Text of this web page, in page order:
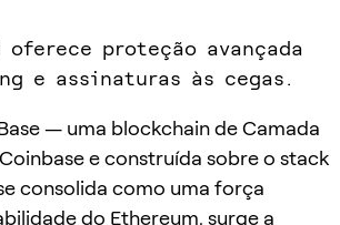
oferece proteção avançada
e assinaturas às cegas.
— uma blockchain de Camada
e construída sobre o stack
consolida como uma força
do Ethereum, surge a